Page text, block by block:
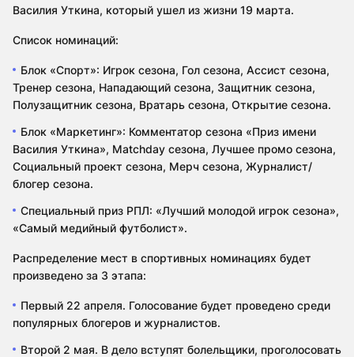
Василия Уткина, который ушел из жизни 19 марта.
Список номинаций:
Блок «Спорт»: Игрок сезона, Гол сезона, Ассист сезона,
Тренер сезона, Нападающий сезона, Защитник сезона,
Полузащитник сезона, Вратарь сезона, Открытие сезона.
Блок «Маркетинг»: Комментатор сезона «Приз имени
Василия Уткина», Matchday сезона, Лучшее промо сезона,
Социальный проект сезона, Мерч сезона, Журналист/
блогер сезона.
Специальный приз РПЛ: «Лучший молодой игрок сезона»,
«Самый медийный футболист».
Распределение мест в спортивных номинациях будет
произведено за 3 этапа:
Первый 22 апреля. Голосование будет проведено среди
популярных блогеров и журналистов.
Второй 2 мая. В дело вступят болельщики, проголосовать